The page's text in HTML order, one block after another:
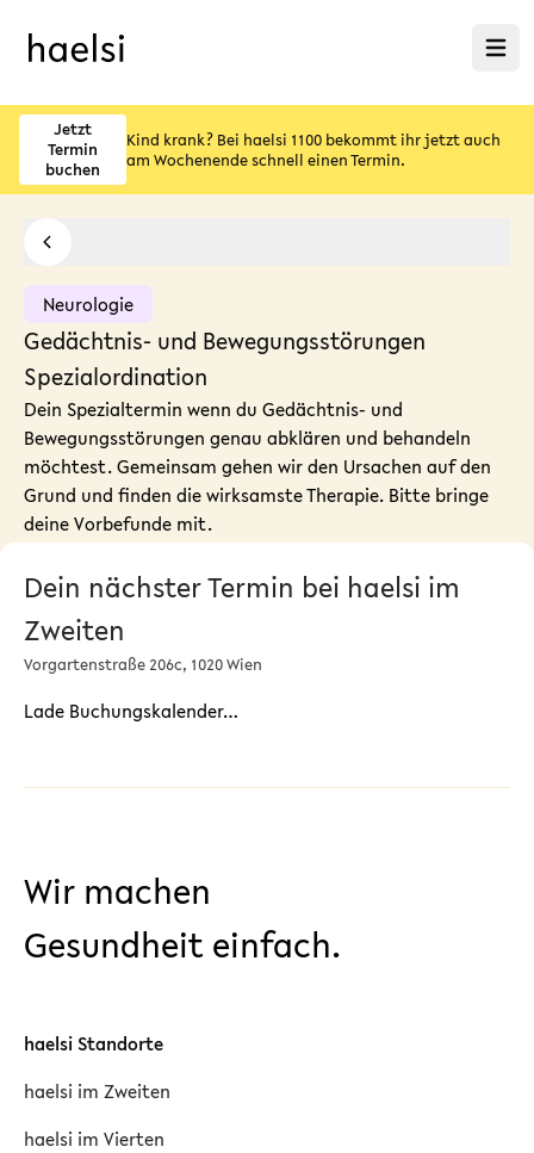
Menü
Jetzt
Termin
buchen
Kind krank? Bei haelsi 1100 bekommt ihr jetzt auch
am Wochenende schnell einen Termin.
Neurologie
Gedächtnis- und Bewegungsstörungen
Spezialordination
Dein Spezialtermin wenn du Gedächtnis- und
Bewegungsstörungen genau abklären und behandeln
möchtest. Gemeinsam gehen wir den Ursachen auf den
Grund und finden die wirksamste Therapie. Bitte bringe
deine Vorbefunde mit.
Dein nächster Termin bei haelsi im
Zweiten
Vorgartenstraße 206c, 1020 Wien
Lade Buchungskalender…
Wir machen
Gesundheit einfach.
haelsi Standorte
haelsi im Zweiten
haelsi im Vierten